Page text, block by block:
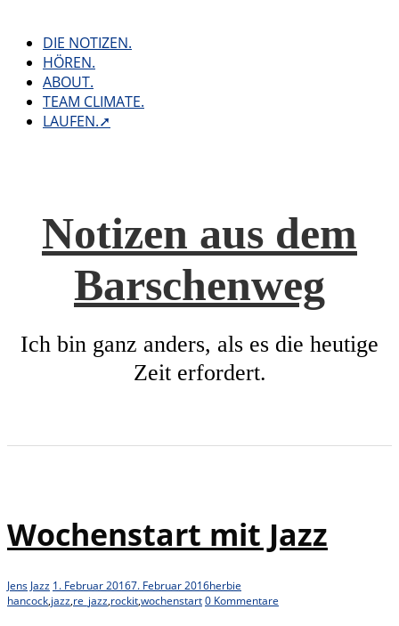
contentDIE NOTIZEN.
HÖREN.
ABOUT.
TEAM CLIMATE.
LAUFEN.➚
Notizen aus dem
Barschenweg
Ich bin ganz anders, als es die heutige
Zeit erfordert.
Wochenstart mit Jazz
JensJazz 1. Februar 20167. Februar 2016herbie
hancock,jazz,re_jazz,rockit,wochenstart0 Kommentare